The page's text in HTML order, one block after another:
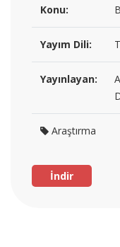
Konu:
Yayım Dili:
Yayınlayan:
Araştırma
İndir